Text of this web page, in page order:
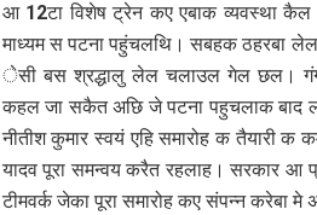
आ 12टा विशेष ट्रेन कए एबाक व्यवस्था
माध्यम स पटना पहुंचलथि। सबहक ठहरबा
ेसी बस श्रद्धालु लेल चलाउल गेल छल।
कहल जा सकैत अछि जे पटना पहुचलाक बाद
नीतीश कुमार स्वयं एहि समारोह क तैयारी
यादव पूरा समन्वय करैत रहलाह। सरकार
टीमवर्क जेका पूरा समारोह कए संपन्न करेबा मे